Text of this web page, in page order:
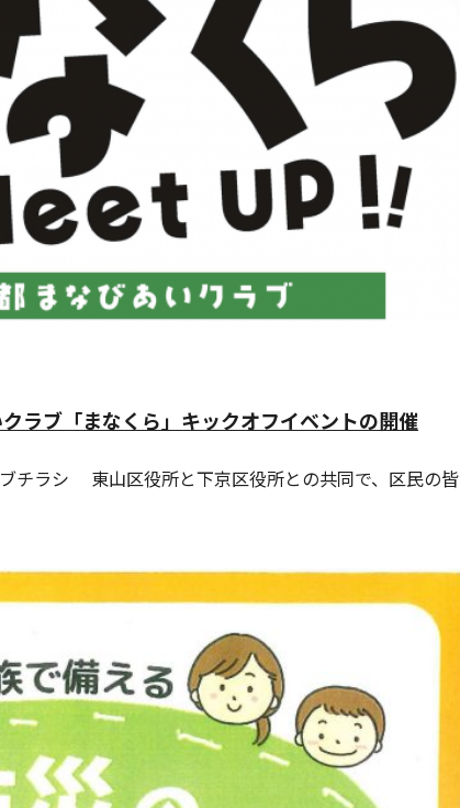
ラブ「まなくら」キックオフイベントの開催
チラシ 東山区役所と下京区役所との共同で、区民の皆